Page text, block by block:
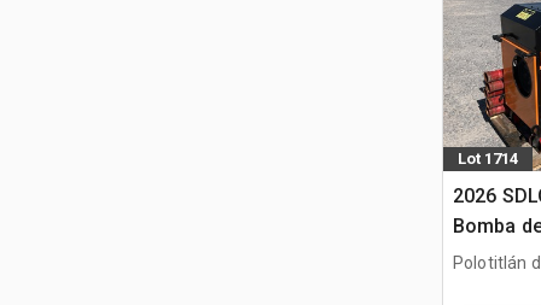
Lot 1714
2026
Bomba
Usar) /
Polotitlán